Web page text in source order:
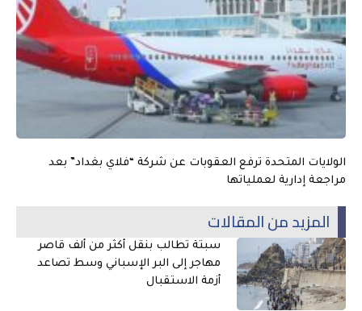
الولايات المتحدة ترفع العقوبات عن شركة “فلاي بغداد” بعد
مراجعة إدارية لعملياتها
المزيد من المقالات
سبتة تطالب بنقل أكثر من ألف قاصر
مهاجر إلى البر الإسباني وسط تصاعد
أزمة الاستقبال